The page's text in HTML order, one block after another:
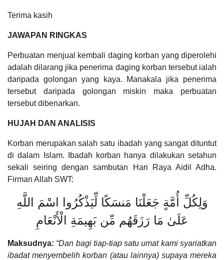
Terima kasih
JAWAPAN RINGKAS
Perbuatan menjual kembali daging korban yang diperolehi
adalah dilarang jika penerima daging korban tersebut ialah
daripada golongan yang kaya. Manakala jika penerima
tersebut daripada golongan miskin maka perbuatan
tersebut dibenarkan.
HUJAH DAN ANALISIS
Korban merupakan salah satu ibadah yang sangat dituntut
di dalam Islam. Ibadah korban hanya dilakukan setahun
sekali seiring dengan sambutan Hari Raya Aidil Adha.
Firman Allah SWT:
وَلِكُلِّ أُمَّةٍ جَعَلْنَا مَنسَكًا لِّيَذْكُرُوا اسْمَ اللَّهِ
عَلَىٰ مَا رَزَقَهُم مِّن بَهِيمَةِ الْأَنْعَامِ
Maksudnya: “Dan bagi tiap-tiap satu umat kami syariatkan
ibadat menyembelih korban (atau lainnya) supaya mereka